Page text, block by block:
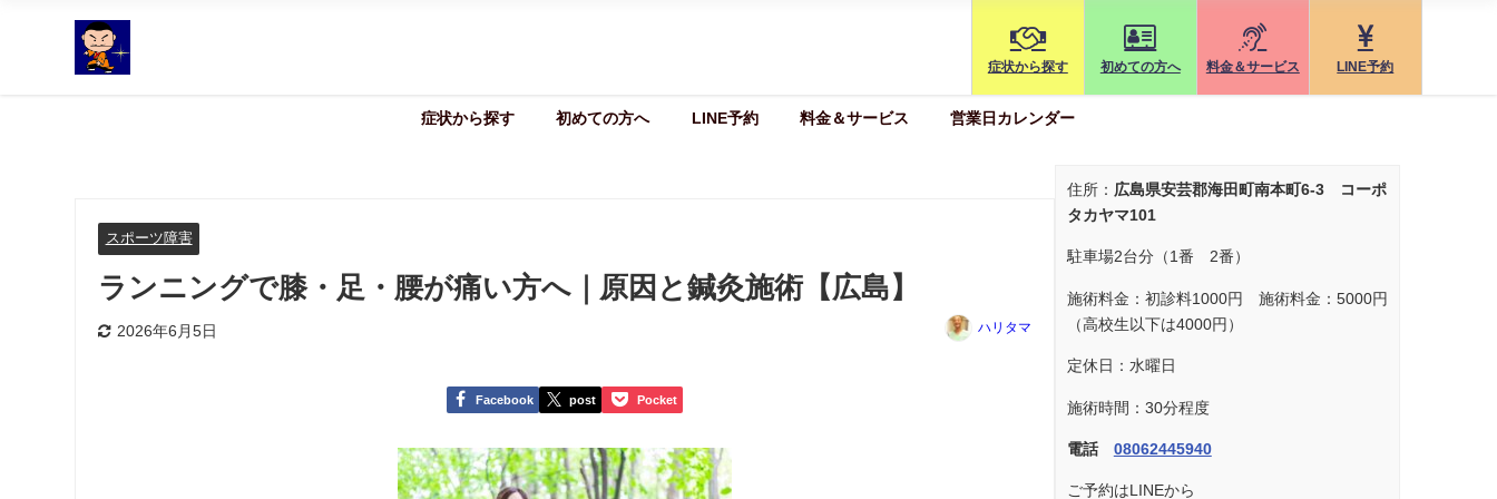
症状から探す 初めての方へ 料金＆サービス LINE予約
症状から探す 初めての方へ LINE予約 料金＆サービス 営業日カレンダー
スポーツ障害
ランニングで膝・足・腰が痛い方へ｜原因と鍼灸施術【広島】
2026年6月5日 ハリタマ
Facebook post Pocket
住所： 広島県安芸郡海田町南本町6-3 コーポ
タカヤマ101
駐車場2台分（1番 2番）
施術料金：初診料1000円 施術料金：5000円
（高校生以下は4000円）
定休日：水曜日
施術時間：30分程度
電話 08062445940
ご予約はLINEから